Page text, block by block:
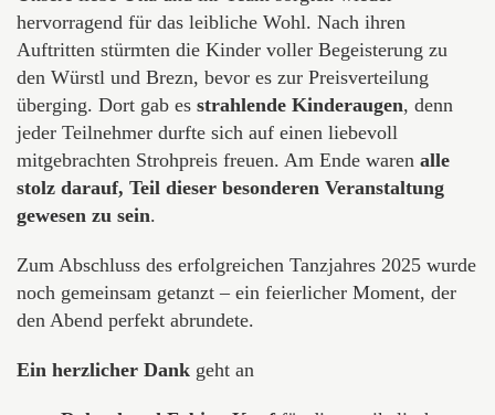
hervorragend für das leibliche Wohl. Nach ihren
Auftritten stürmten die Kinder voller Begeisterung zu
den Würstl und Brezn, bevor es zur Preisverteilung
überging. Dort gab es strahlende Kinderaugen, denn
jeder Teilnehmer durfte sich auf einen liebevoll
mitgebrachten Strohpreis freuen. Am Ende waren alle
stolz darauf, Teil dieser besonderen Veranstaltung
gewesen zu sein.
Zum Abschluss des erfolgreichen Tanzjahres 2025 wurde
noch gemeinsam getanzt – ein feierlicher Moment, der
den Abend perfekt abrundete.
Ein herzlicher Dank geht an